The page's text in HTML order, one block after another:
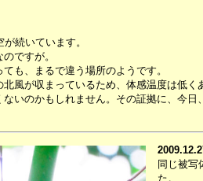
続いています。
ですが。
も、まるで違う場所のようです。
風が収まっているため、体感温度は低く
いのかもしれません。その証拠に、今日
同じ被写
た。